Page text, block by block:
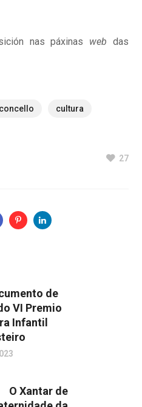
nas páxinas web das
concello cultura
27
de
VI Premio
Infantil
O Xantar de